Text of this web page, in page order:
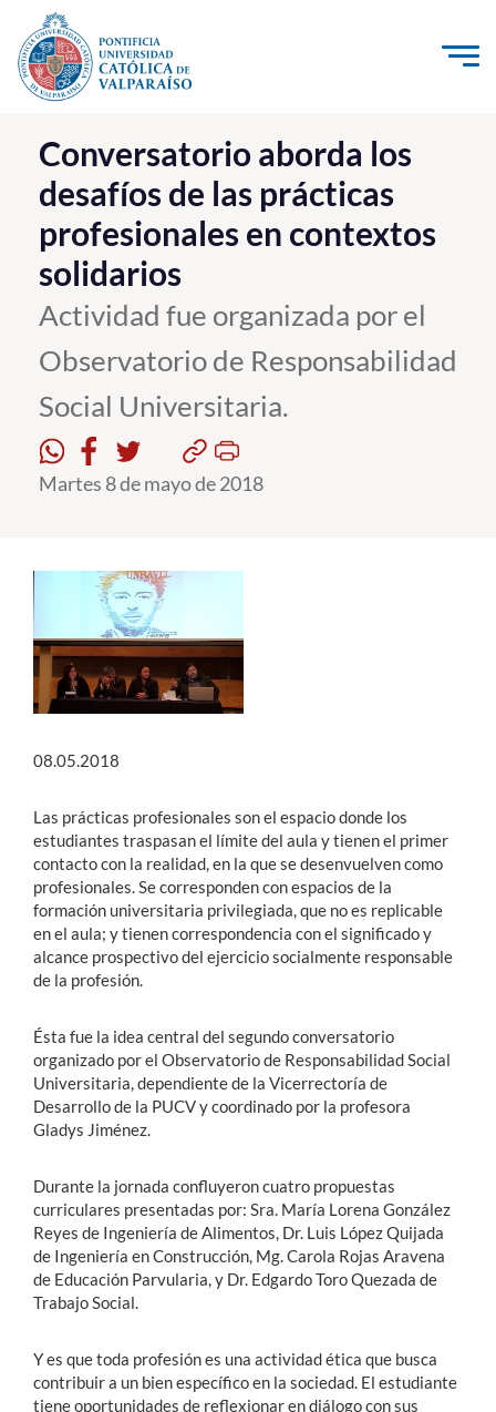
Click acá para ir directamente al contenido
La Universidad
Investigación, Creación e Innovación
PUCV Internacional
Vinculación con el Medio
Admisión
Pregrado
Postgrado
Formación Continua
Académicos
Funcionarios
Alumni
English
Conversatorio aborda los
desafíos de las prácticas
profesionales en contextos
solidarios
Actividad fue organizada por el
Observatorio de Responsabilidad
Social Universitaria.
Martes 8 de mayo de 2018
08.05.2018
Las prácticas profesionales son el espacio donde los
estudiantes traspasan el límite del aula y tienen el primer
contacto con la realidad, en la que se desenvuelven como
profesionales. Se corresponden con espacios de la
formación universitaria privilegiada, que no es replicable
en el aula; y tienen correspondencia con el significado y
alcance prospectivo del ejercicio socialmente responsable
de la profesión.
Ésta fue la idea central del segundo conversatorio
organizado por el Observatorio de Responsabilidad Social
Universitaria, dependiente de la Vicerrectoría de
Desarrollo de la PUCV y coordinado por la profesora
Gladys Jiménez.
Durante la jornada confluyeron cuatro propuestas
curriculares presentadas por: Sra. María Lorena González
Reyes de Ingeniería de Alimentos, Dr. Luis López Quijada
de Ingeniería en Construcción, Mg. Carola Rojas Aravena
de Educación Parvularia, y Dr. Edgardo Toro Quezada de
Trabajo Social.
Y es que toda profesión es una actividad ética que busca
contribuir a un bien específico en la sociedad. El estudiante
tiene oportunidades de reflexionar en diálogo con sus